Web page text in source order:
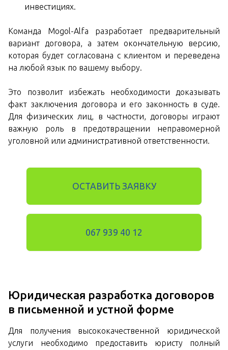
инвестициях.
Команда Mogol-Alfa разработает предварительный
вариант договора, а затем окончательную версию,
которая будет согласована с клиентом и переведена
на любой язык по вашему выбору.
Это позволит избежать необходимости доказывать
факт заключения договора и его законность в суде.
Для физических лиц, в частности, договоры играют
важную роль в предотвращении неправомерной
уголовной или административной ответственности.
ОСТАВИТЬ ЗАЯВКУ
067 939 40 12
Юридическая разработка договоров
в письменной и устной форме
Для получения высококачественной юридической
услуги необходимо предоставить юристу полный